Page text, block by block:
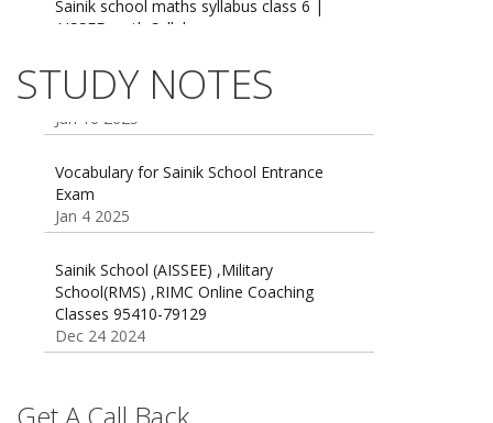
AISSEE math Syllabus
16 August 2016 Important Current affairs
STUDY NOTES
Jan 16 2025
Exam
Jan 4 2025
School(RMS) ,RIMC Online Coaching
Classes 95410-79129
Dec 24 2024
Get A Call Back